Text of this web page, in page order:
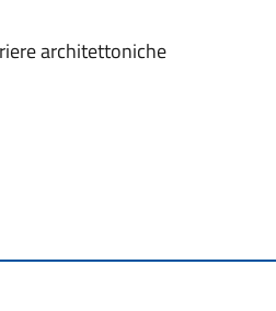
architettoniche